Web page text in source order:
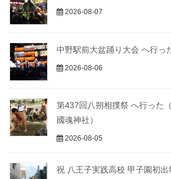
2026-08-07
中野駅前大盆踊り大会 へ行っ
2026-08-06
第437回八朔相撲祭 へ行った
國魂神社）
2026-08-05
祝 八王子実践高校 甲子園初出